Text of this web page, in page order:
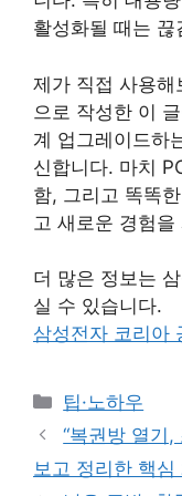
활성화될 때는
제가 직접 사용
으로 작성한 이
계 업그레이드하
신합니다. 마치
함, 그리고 똑똑
고 새로운 경험
더 많은 정보는
실 수 있습니다.
삼성전자 코리아
Categories
팁·노하우
“복권방 열기
보고 정리한 핵심